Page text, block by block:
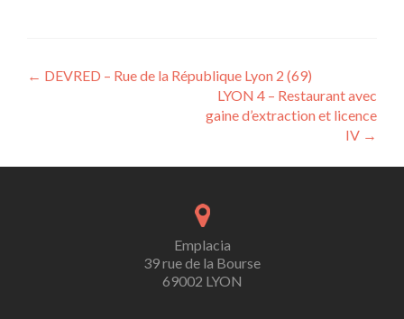
Post
← DEVRED – Rue de la République Lyon 2 (69)
LYON 4 – Restaurant avec
gaine d’extraction et licence
IV →
Emplacia
39 rue de la Bourse
69002 LYON